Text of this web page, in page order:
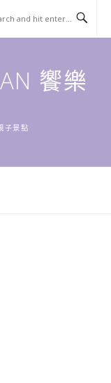
饗樂
子景點